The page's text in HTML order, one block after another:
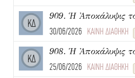
ΚΔ
909. Ἡ Ἀποκάλυψις
30/06/2026 ΚΑΙΝΗ ΔΙΑΘΗΚΗ
ΚΔ
908. Ἡ Ἀποκάλυψις
25/06/2026 ΚΑΙΝΗ ΔΙΑΘΗΚΗ